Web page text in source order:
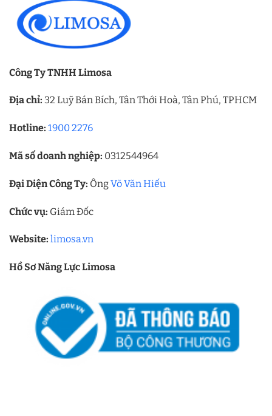
Công Ty TNHH Limosa
Địa chỉ: 32 Luỹ Bán Bích, Tân Thới Hoà, Tân Phú, TPHCM
Hotline: 1900 2276
Mã số doanh nghiệp: 0312544964
Đại Diện Công Ty: ÔngVõ Văn Hiếu
Chức vụ: Giám Đốc
Website: limosa.vn
Hồ Sơ Năng Lực Limosa